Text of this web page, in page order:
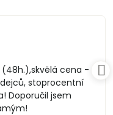
cena -
stoprocentní
Doporučil jsem